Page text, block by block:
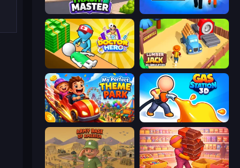
Trash Master Prison Life
Doctor Hero Lumberjack 3D Simulator
My Perfect Theme Park Gas Station 3D